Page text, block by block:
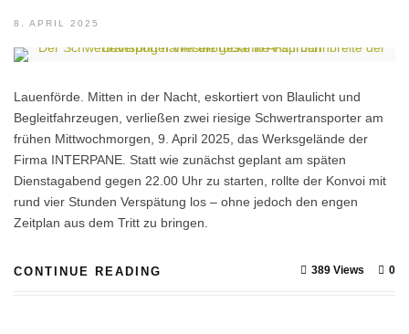
8. APRIL 2025
Lauenförde. Mitten in der Nacht, eskortiert von Blaulicht und
Begleitfahrzeugen, verließen zwei riesige Schwertransporter am
frühen Mittwochmorgen, 9. April 2025, das Werksgelände der
Firma INTERPANE. Statt wie zunächst geplant am späten
Dienstagabend gegen 22.00 Uhr zu starten, rollte der Konvoi mit
rund vier Stunden Verspätung los – ohne jedoch den engen
Zeitplan aus dem Tritt zu bringen.
CONTINUE READING 0
389 Views